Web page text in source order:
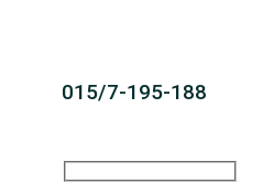
015/7-195-188